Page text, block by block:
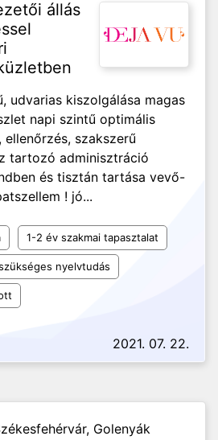
állás
udvarias kiszolgálása magas
napi szintű optimális
ellenőrzés, szakszerű
tartozó adminisztráció
és tisztán tartása vevő-
! jó...
1-2 év szakmai tapasztalat
nyelvtudás
2021. 07. 22.
Golenyák